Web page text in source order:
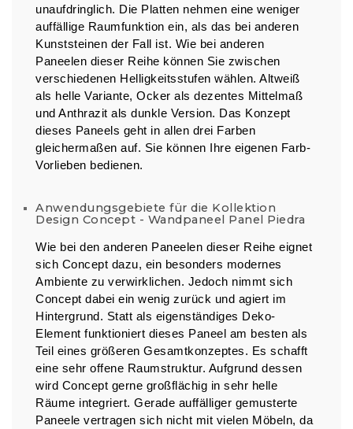
unaufdringlich. Die Platten nehmen eine weniger
auffällige Raumfunktion ein, als das bei anderen
Kunststeinen der Fall ist. Wie bei anderen
Paneelen dieser Reihe können Sie zwischen
verschiedenen Helligkeitsstufen wählen. Altweiß
als helle Variante, Ocker als dezentes Mittelmaß
und Anthrazit als dunkle Version. Das Konzept
dieses Paneels geht in allen drei Farben
gleichermaßen auf. Sie können Ihre eigenen Farb-
Vorlieben bedienen.
Anwendungsgebiete für die Kollektion
Design Concept - Wandpaneel Panel Piedra
Wie bei den anderen Paneelen dieser Reihe eignet
sich Concept dazu, ein besonders modernes
Ambiente zu verwirklichen. Jedoch nimmt sich
Concept dabei ein wenig zurück und agiert im
Hintergrund. Statt als eigenständiges Deko-
Element funktioniert dieses Paneel am besten als
Teil eines größeren Gesamtkonzeptes. Es schafft
eine sehr offene Raumstruktur. Aufgrund dessen
wird Concept gerne großflächig in sehr helle
Räume integriert. Gerade auffälliger gemusterte
Paneele vertragen sich nicht mit vielen Möbeln, da